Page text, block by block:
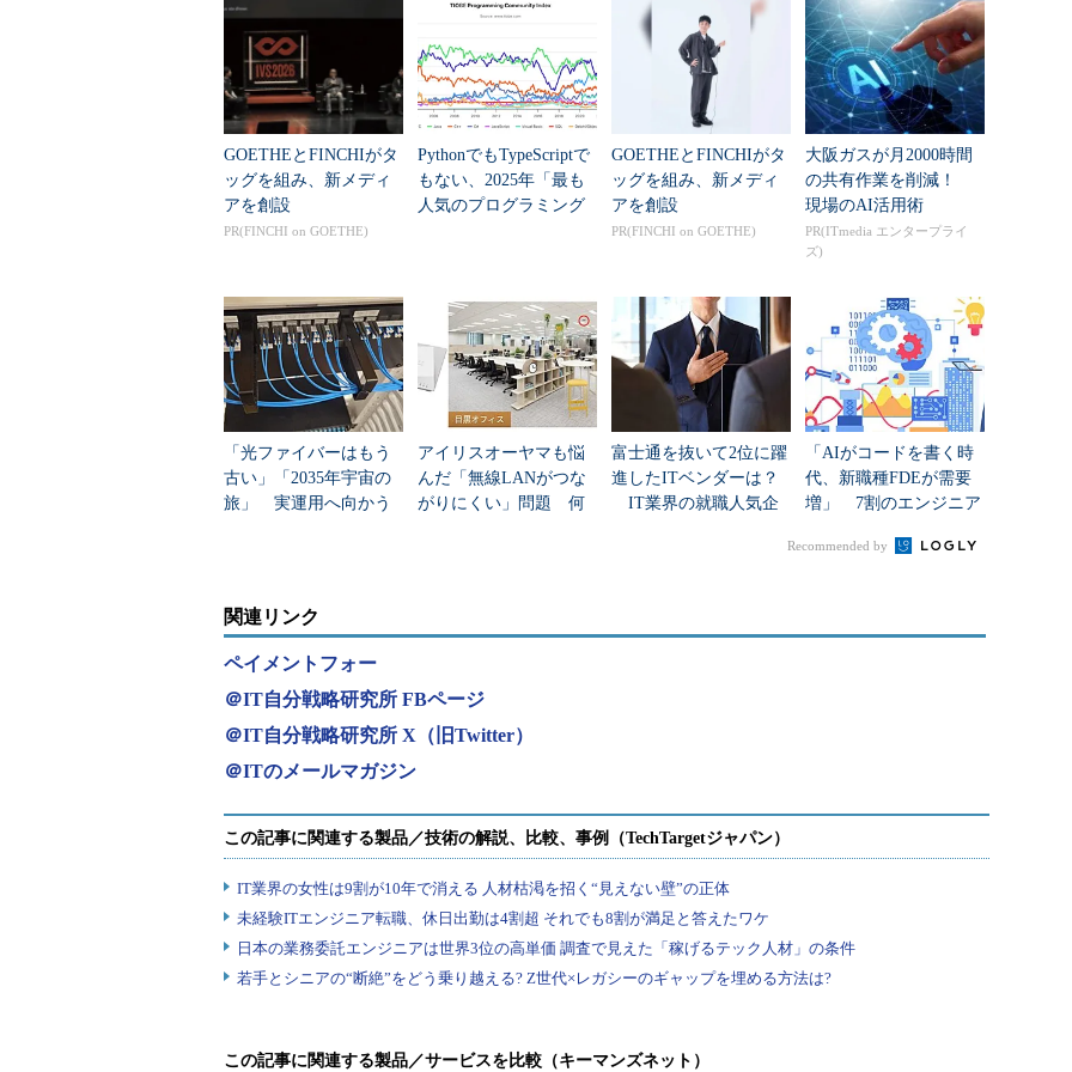
GOETHEとFINCHIがタ
ッグを組み、新メディ
アを創設
PR(FINCHI on GOETHE)
PythonでもTypeScriptで
もない、2025年「最も
人気のプログラミング
GOETHEとFINCHIがタ
ッグを組み、新メディ
アを創設
PR(FINCHI on GOETHE)
大阪ガスが月2000時間
の共有作業を削減！
現場のAI活用術
PR(ITmedia エンタープライ
ズ)
「光ファイバーはもう
古い」「2035年宇宙の
旅」 実運用へ向かう
アイリスオーヤマも悩
んだ「無線LANがつな
がりにくい」問題 何
富士通を抜いて2位に躍
進したITベンダーは？
IT業界の就職人気企
「AIがコードを書く時
代、新職種FDEが需要
増」 7割のエンジニア
Recommended by
関連リンク
ペイメントフォー
＠IT自分戦略研究所 FBページ
＠IT自分戦略研究所 X（旧Twitter）
＠ITのメールマガジン
この記事に関連する製品／サービスを比較（キーマンズネット）